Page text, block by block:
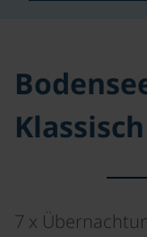
7 x